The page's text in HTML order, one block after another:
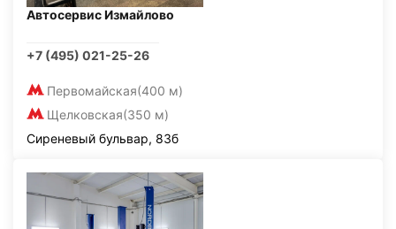
Автосервис Измайлово
+7 (495) 021-25-26
Первомайская(400 м)
Щелковская(350 м)
Сиреневый бульвар, 83б